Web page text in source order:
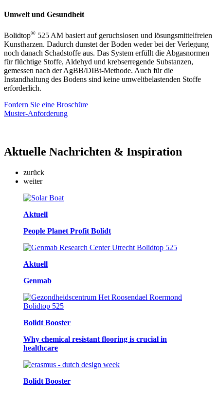
Umwelt und Gesundheit
Bolidtop® 525 AM basiert auf geruchslosen und lösungsmittelfreien
Kunstharzen. Dadurch dunstet der Boden weder bei der Verlegung
noch danach Schadstoffe aus. Das System erfüllt die Abgasnormen
für flüchtige Stoffe, Aldehyd und krebserregende Substanzen,
gemessen nach der AgBB/DIBt-Methode. Auch für die
Instandhaltung des Bodens sind keine umweltbelastenden Stoffe
erforderlich.
Fordern Sie eine Broschüre
Muster-Anforderung
Aktuelle Nachrichten & Inspiration
zurück
weiter
Aktuell
People Planet Profit Bolidt
Aktuell
Genmab
Bolidt Booster
Why chemical resistant flooring is crucial in
healthcare
Bolidt Booster